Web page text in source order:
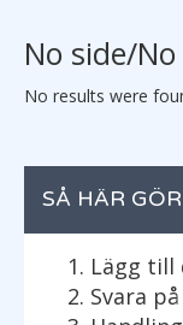
No side/
No results were
SÅ HÄR
Lägg till
Svara